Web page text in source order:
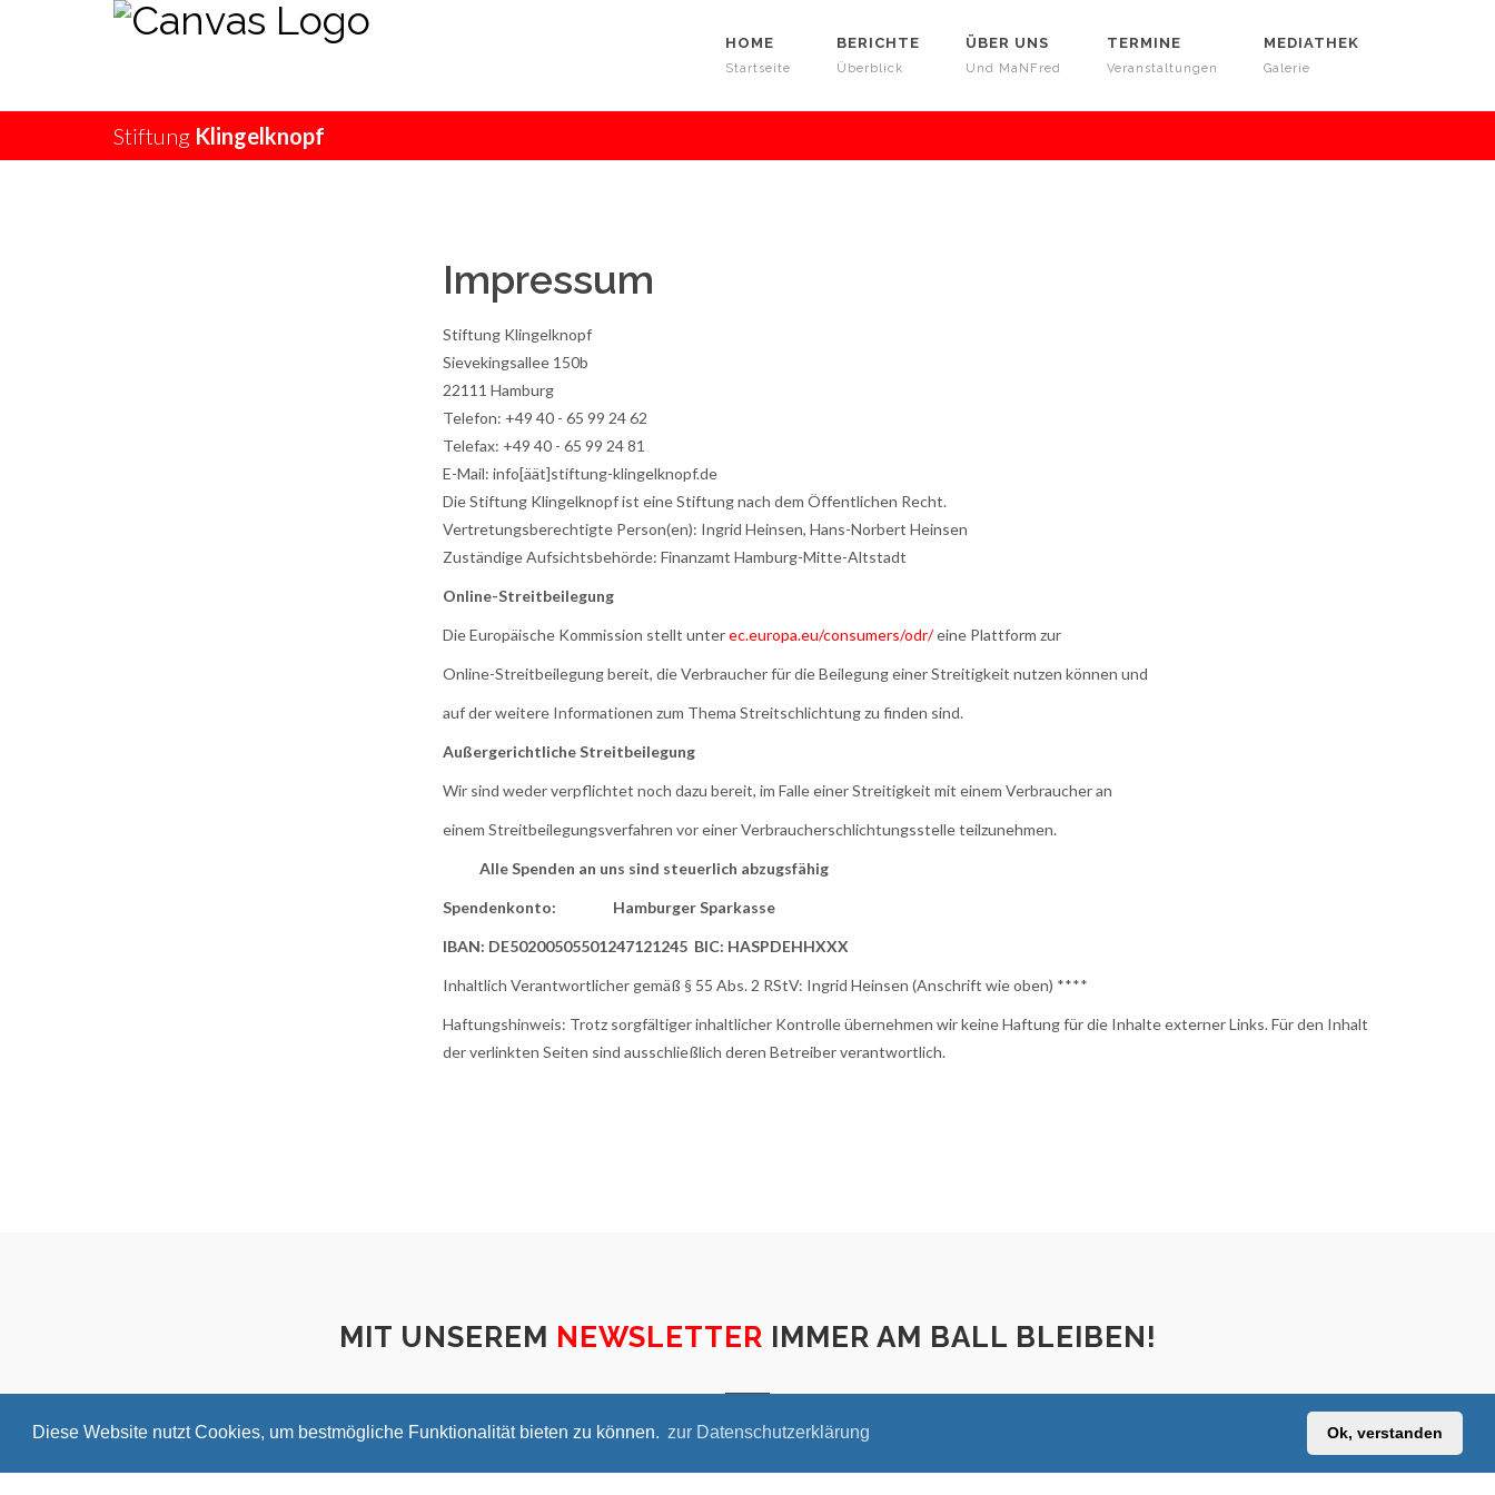
Diese Website nutzt Cookies, um bestmögliche Funktionalität bieten zu können. zur Datenschutzerklärung Ok, verstanden
HOME
Startseite
BERICHTE
Überblick
ÜBER UNS
Und MaNFred
TERMINE
Veranstaltungen
MEDIATHEK
Galerie
Stiftung Klingelknopf
Impressum
Stiftung Klingelknopf
Sievekingsallee 150b
22111 Hamburg
Telefon: +49 40 - 65 99 24 62
Telefax: +49 40 - 65 99 24 81
E-Mail: info[äät]stiftung-klingelknopf.de
Die Stiftung Klingelknopf ist eine Stiftung nach dem Öffentlichen Recht.
Vertretungsberechtigte Person(en): Ingrid Heinsen, Hans-Norbert Heinsen
Zuständige Aufsichtsbehörde: Finanzamt Hamburg-Mitte-Altstadt
Online-Streitbeilegung
Die Europäische Kommission stellt unterec.europa.eu/consumers/odr/eine Plattform zur
Online-Streitbeilegung bereit, die Verbraucher für die Beilegung einer Streitigkeit nutzen können und
auf der weitere Informationen zum Thema Streitschlichtung zu finden sind.
Außergerichtliche Streitbeilegung
Wir sind weder verpflichtet noch dazu bereit, im Falle einer Streitigkeit mit einem Verbraucher an
einem Streitbeilegungsverfahren vor einer Verbraucherschlichtungsstelle teilzunehmen.
Alle Spenden an uns sind steuerlich abzugsfähig
Spendenkonto: Hamburger Sparkasse
IBAN: DE50200505501247121245 BIC: HASPDEHHXXX
Inhaltlich Verantwortlicher gemäß § 55 Abs. 2 RStV: Ingrid Heinsen (Anschrift wie oben) ****
Haftungshinweis: Trotz sorgfältiger inhaltlicher Kontrolle übernehmen wir keine Haftung für die Inhalte externer Links. Für den Inhalt
der verlinkten Seiten sind ausschließlich deren Betreiber verantwortlich.
MIT UNSEREM NEWSLETTER IMMER AM BALL BLEIBEN!
ANMELDEN